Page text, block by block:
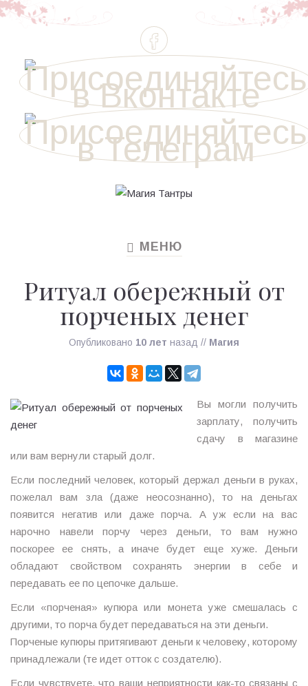
TOGGLE
МЕНЮ
Ритуал обережный от
порченых денег
Опубликовано 10 лет назад // Магия
Вы могли получить
зарплату, получить
сдачу в магазине
или вам вернули старый долг.
Если последний человек, который держал деньги в руках,
пожелал вам зла (даже неосознанно), то на деньгах
появится негатив или даже порча. А уж если на вас
нарочно навели порчу через деньги, то вам нужно
поскорее ее снять, а иначе будет еще хуже. Деньги
обладают свойством сохранять энергии в себе и
передавать ее по цепочке дальше.
Если «порченая» купюра или монета уже смешалась с
другими, то порча будет передаваться на эти деньги.
Порченые купюры притягивают деньги к человеку, которому
принадлежали (те идет отток с создателю).
Если чувствуете, что ваши неприятности как-то связаны с